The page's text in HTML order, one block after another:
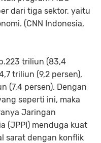
dari tiga sektor, yaitu
(CNN Indonesia,
triliun (83,4
triliun (9,2 persen),
(7,4 persen). Dengan
seperti ini, maka
Jaringan
(JPPI) menduga kuat
sarat dengan konflik